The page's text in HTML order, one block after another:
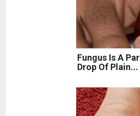
Fungus Is A
Drop Of Plain...